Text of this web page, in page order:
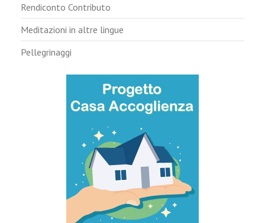
Rendiconto Contributo
Meditazioni in altre lingue
Pellegrinaggi